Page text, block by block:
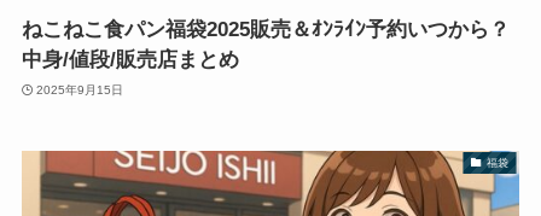
ねこねこ食パン福袋2025販売＆ｵﾝﾗｲﾝ予約いつから？
中身/値段/販売店まとめ
2025年9月15日
福袋